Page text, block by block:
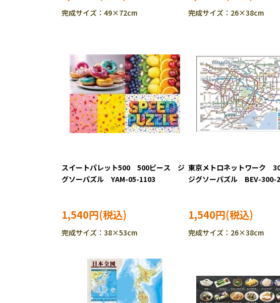
完成サイズ：49×72cm 完成サイズ：26×38cm
スイートパレット500 500ピース ジ
グソーパズル YAM-05-1103
1,540円
完成サイズ：38×53cm
東京メトロネットワーク
ジグソーパズル BEV-300-
1,540円
完成サイズ：26×38cm